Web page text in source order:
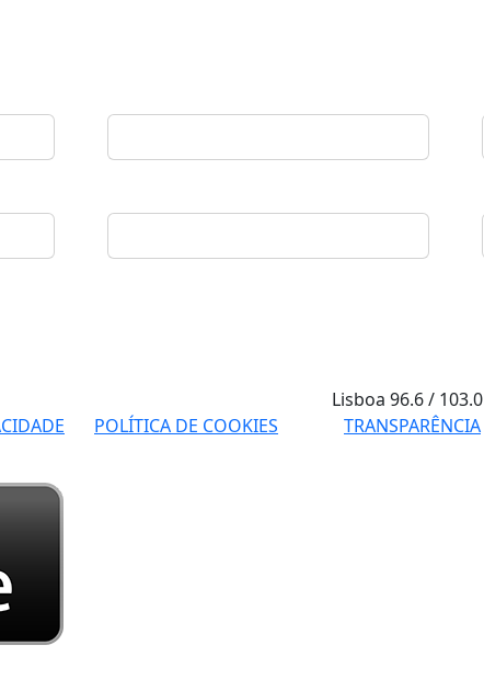
Lisboa96.6 / 103.0
POLÍTICA DE COOKIES TRANSPARÊNCIA